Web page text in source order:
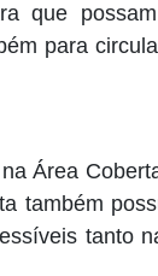
que possam
para
Área
também
tanto